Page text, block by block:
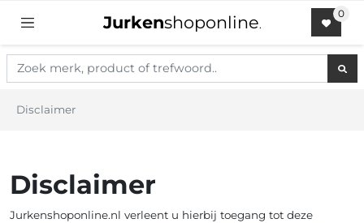
Jurkenshoponline.
Disclaimer
Disclaimer
Jurkenshoponline.nl verleent u hierbij toegang tot deze